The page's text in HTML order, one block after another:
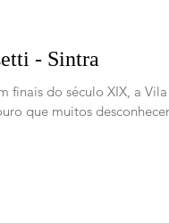
- Sintra
finais do século XIX, a
que muitos